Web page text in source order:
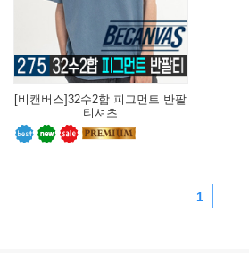
[비캔버스]32수2합 피그먼트 반팔
티셔츠
1